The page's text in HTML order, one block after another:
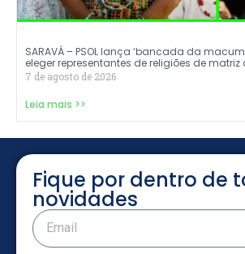
SARAVÁ – PSOL lança ‘bancada da
eleger representantes de religiões de
7 de agosto de 2026
Leia mais >>
Fique por dentro de
novidades